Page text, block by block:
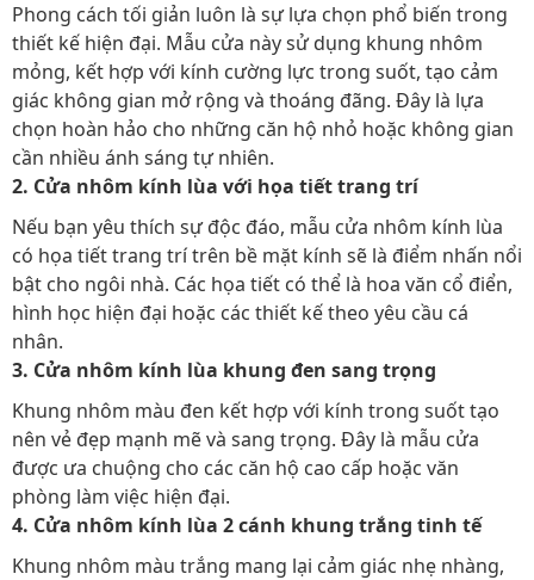
Phong cách tối giản luôn là sự lựa chọn phổ biến trong
thiết kế hiện đại. Mẫu cửa này sử dụng khung nhôm
mỏng, kết hợp với kính cường lực trong suốt, tạo cảm
giác không gian mở rộng và thoáng đãng. Đây là lựa
chọn hoàn hảo cho những căn hộ nhỏ hoặc không gian
cần nhiều ánh sáng tự nhiên.
2. Cửa nhôm kính lùa với họa tiết trang trí
Nếu bạn yêu thích sự độc đáo, mẫu cửa nhôm kính lùa
có họa tiết trang trí trên bề mặt kính sẽ là điểm nhấn nổi
bật cho ngôi nhà. Các họa tiết có thể là hoa văn cổ điển,
hình học hiện đại hoặc các thiết kế theo yêu cầu cá
nhân.
3. Cửa nhôm kính lùa khung đen sang trọng
Khung nhôm màu đen kết hợp với kính trong suốt tạo
nên vẻ đẹp mạnh mẽ và sang trọng. Đây là mẫu cửa
được ưa chuộng cho các căn hộ cao cấp hoặc văn
phòng làm việc hiện đại.
4. Cửa nhôm kính lùa 2 cánh khung trắng tinh tế
Khung nhôm màu trắng mang lại cảm giác nhẹ nhàng,